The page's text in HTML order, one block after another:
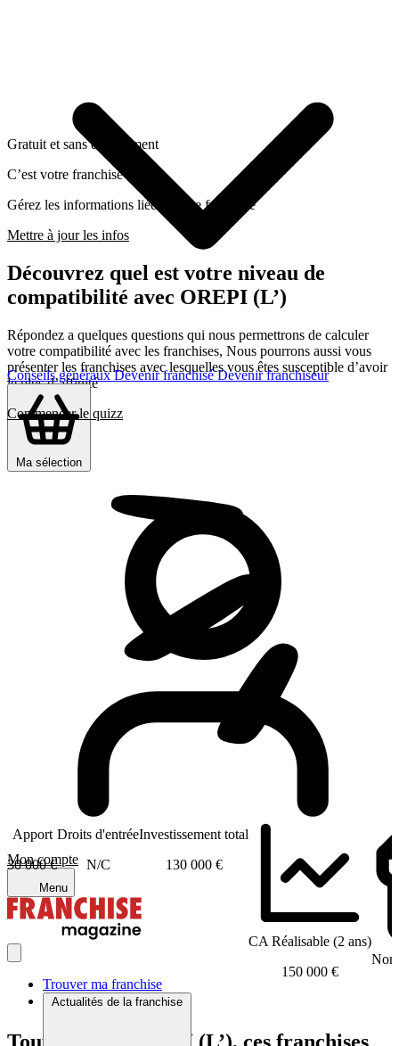
Conseils générauxDevenir franchiséDevenir franchiseur
Ma sélection
Mon compte
Menu
Trouver ma franchise
Actualités de la franchise
Gratuit et sans engagement
C’est votre franchise ?
Gérez les informations liées a cette franchise
Mettre à jour les infos
Découvrez quel est votre niveau de
compatibilité avec OREPI (L’)
Répondez a quelques questions qui nous permettrons de calculer
votre compatibilité avec les franchises, Nous pourrons aussi vous
présenter les franchises avec lesquelles vous êtes susceptible d’avoir
le plus d’affinité
Commencer le quizz
Apport
30 000 €
Droits d'entrée
N/C
Investissement total
130 000 €
CA Réalisable (2 ans)
150 000 €